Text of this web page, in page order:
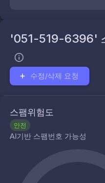
'051-519-6396'
수정/삭제 요청
스팸위험도
안전
AI기반 스팸번호 가능성